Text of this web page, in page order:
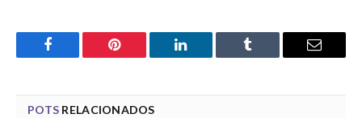
Facebook Pinterest LinkedIn Tumblr Email
POTS RELACIONADOS